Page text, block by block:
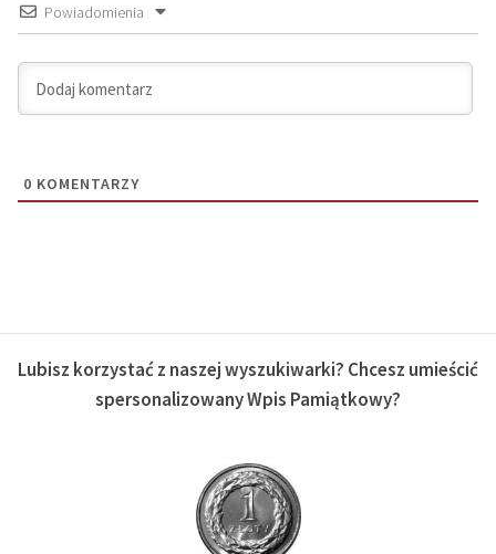
Powiadomienia
0 KOMENTARZY
Lubisz korzystać z naszej wyszukiwarki? Chcesz umieścić
spersonalizowany Wpis Pamiątkowy?